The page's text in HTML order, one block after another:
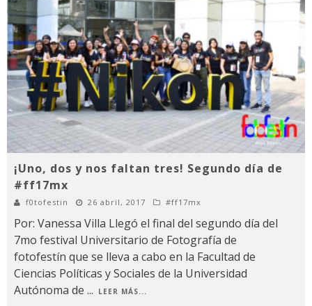
¡Uno, dos y nos faltan tres! Segundo día de
#ff17mx
f0tofestin 26 abril, 2017 #ff17mx
Por: Vanessa Villa Llegó el final del segundo día del
7mo festival Universitario de Fotografía de
fotofestín que se lleva a cabo en la Facultad de
Ciencias Políticas y Sociales de la Universidad
Autónoma de ... LEER MÁS...